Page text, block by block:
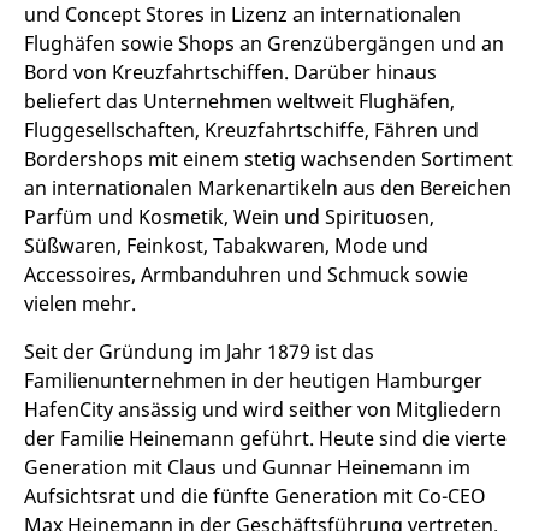
und Concept Stores in Lizenz an internationalen
Flughäfen sowie Shops an Grenzübergängen und an
Bord von Kreuzfahrtschiffen. Darüber hinaus
beliefert das Unternehmen weltweit Flughäfen,
Fluggesellschaften, Kreuzfahrtschiffe, Fähren und
Bordershops mit einem stetig wachsenden Sortiment
an internationalen Markenartikeln aus den Bereichen
Parfüm und Kosmetik, Wein und Spirituosen,
Süßwaren, Feinkost, Tabakwaren, Mode und
Accessoires, Armbanduhren und Schmuck sowie
vielen mehr.
Seit der Gründung im Jahr 1879 ist das
Familienunternehmen in der heutigen Hamburger
HafenCity ansässig und wird seither von Mitgliedern
der Familie Heinemann geführt. Heute sind die vierte
Generation mit Claus und Gunnar Heinemann im
Aufsichtsrat und die fünfte Generation mit Co-CEO
Max Heinemann in der Geschäftsführung vertreten.